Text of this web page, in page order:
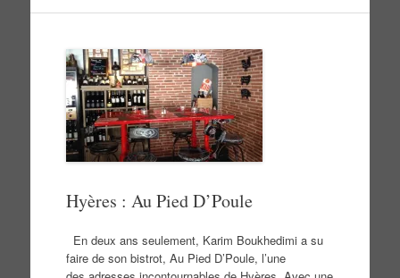
Hyères : Au Pied D’Poule
En deux ans seulement, Karim Boukhedimi a su
faire de son bistrot, Au Pied D’Poule, l’une